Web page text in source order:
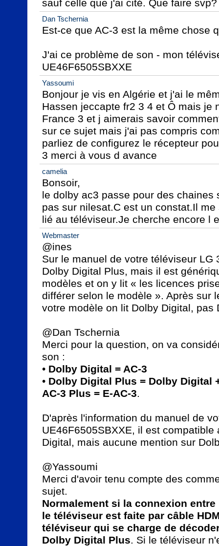
sauf celle que j'ai cité. Que faire
Dan Tschernia
Est-ce que AC-3 est la même chose
J'ai ce problème de son - mon
UE46F6505SBXXE
Yassoumi
Bonjour je vis en Algérie et j'ai le
Hassen jeccapte fr2 3 4 et Ô mais je
France 3 et j aimerais savoir
sur ce sujet mais j'ai pas compris
parliez de configurez le récepteur
3 merci à vous d avance
camelia
Bonsoir,
le dolby ac3 passe pour des chaines
pas sur nilesat.C est un constat.Il
lié au téléviseur.Je cherche encore l
Webmaster
@ines
Sur le manuel de votre téléviseur LG
Dolby Digital Plus, mais il est
modèles et on y lit « les licences
différer selon le modèle ». Après sur
votre modèle on lit Dolby Digital, pas
@Dan Tschernia
Merci pour la question, on va
son :
• Dolby Digital = AC-3
• Dolby Digital Plus = Dolby Digital
AC-3 Plus = E-AC-3.
D'après l'information du manuel de
UE46F6505SBXXE, il est compatible
Digital, mais aucune mention sur
@Yassoumi
Merci d'avoir tenu compte des
Normalement si la connexion
le téléviseur est faite par câble
téléviseur qui se charge de
Dolby Digital Plus. Si le téléviseur